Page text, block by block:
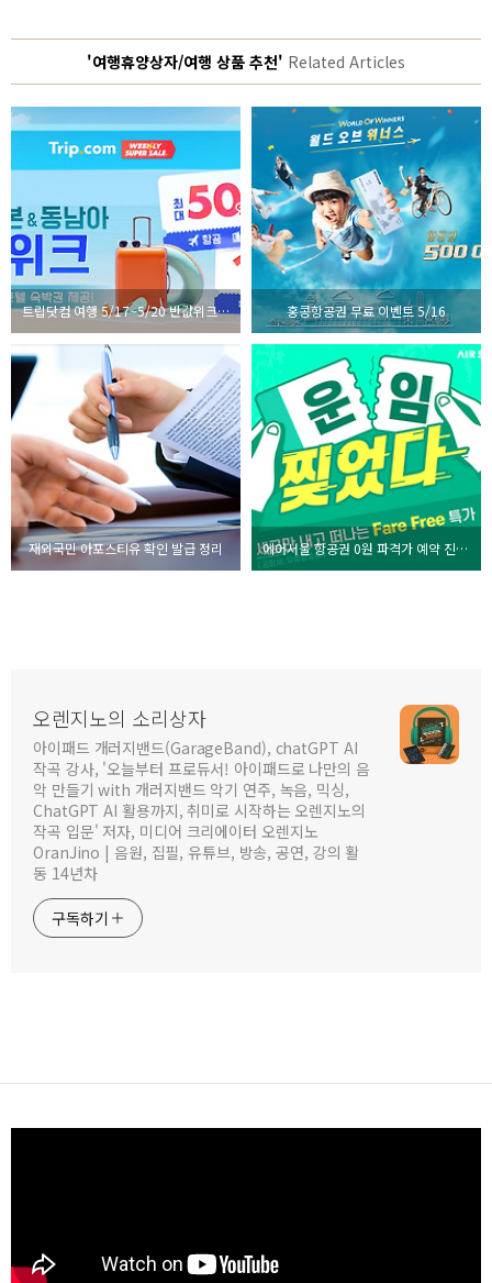
'여행휴양상자/여행 상품 추천' Related Articles
트립닷컴 여행 5/17~5/20 반값위크 핫딜 홍콩항공권 무료 이벤트 5/16
재외국민 아포스티유 확인 발급 정리 에어서울 항공권 0원 파격가 예약 진행중
오렌지노의 소리상자
아이패드 개러지밴드(GarageBand), chatGPT AI
작곡 강사, '오늘부터 프로듀서! 아이패드로 나만의 음
악 만들기 with 개러지밴드 악기 연주, 녹음, 믹싱,
ChatGPT AI 활용까지, 취미로 시작하는 오렌지노의
작곡 입문' 저자, 미디어 크리에이터 오렌지노
OranJino | 음원, 집필, 유튜브, 방송, 공연, 강의 활
동 14년차
구독하기